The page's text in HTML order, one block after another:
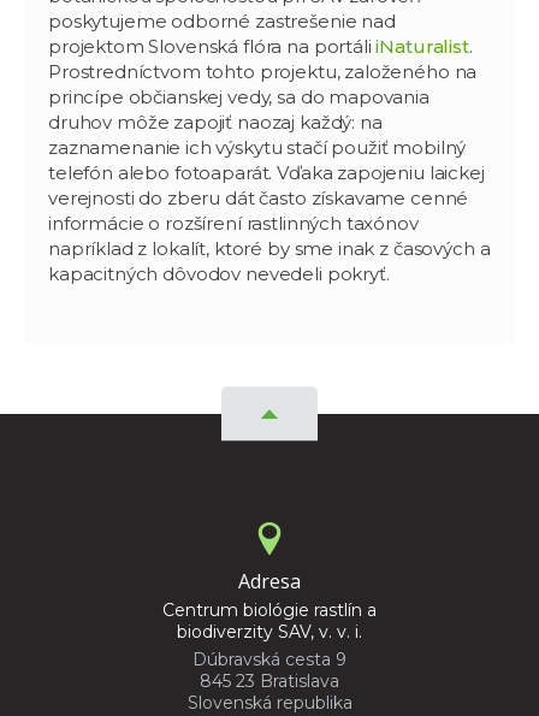
poskytujeme odborné zastrešenie nad
projektom Slovenská flóra na portáliiNaturalist.
Prostredníctvom tohto projektu, založeného na
princípe občianskej vedy, sa do mapovania
druhov môže zapojiť naozaj každý: na
zaznamenanie ich výskytu stačí použiť mobilný
telefón alebo fotoaparát. Vďaka zapojeniu laickej
verejnosti do zberu dát často získavame cenné
informácie o rozšírení rastlinných taxónov
napríklad z lokalít, ktoré by sme inak z časových a
kapacitných dôvodov nevedeli pokryť.
Adresa
Centrum biológie rastlín a
biodiverzity SAV, v. v. i.
Dúbravská cesta 9
845 23 Bratislava
Slovenská republika